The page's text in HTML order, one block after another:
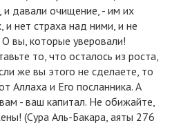
и давали очищение, - им их
и нет страха над ними, и не
вы, которые уверовали!
то, что осталось из роста,
же вы этого не сделаете, то
Аллаха и Его посланника. А
- ваш капитал. Не обижайте,
(Сура Аль-Бакара, аяты 276